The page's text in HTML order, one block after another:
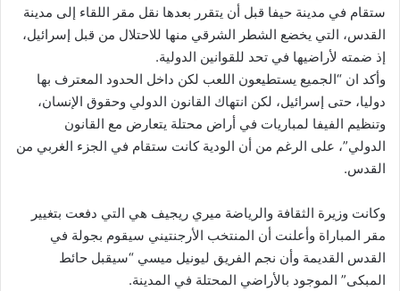
ستقام في مدينة حيفا قبل أن يتقرر بعدها نقل مقر اللقاء إلى مدينة
القدس، التي يخضع الشطر الشرقي منها للاحتلال من قبل إسرائيل،
إذ ضمته لأراضيها في تحد للقوانين الدولية.
وأكد ان “الجميع يستطيعون اللعب لكن داخل الحدود المعترف بها
دوليا، حتى إسرائيل، لكن انتهاك القانون الدولي وحقوق الإنسان،
وتنظيم الفيفا لمباريات في أراض محتلة يتعارض مع القانون
الدولي”، على الرغم من أن الودية كانت ستقام في الجزء الغربي من
القدس.
وكانت وزيرة الثقافة والرياضة ميري ريجيف هي التي دفعت بتغيير
مقر المباراة وأعلنت أن المنتخب الأرجنتيني سيقوم بجولة في
القدس القديمة وأن نجم الفريق ليونيل ميسي “سيقبل حائط
المبكى” الموجود بالأراضي المحتلة في المدينة.